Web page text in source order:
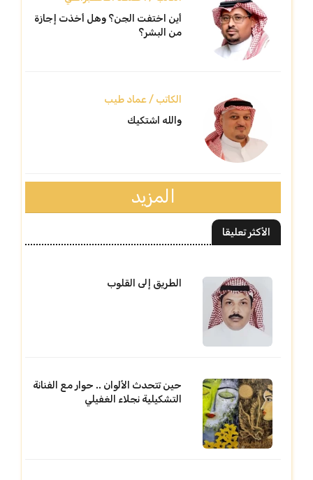
أين اختفت الجن؟ وهل أخذت إجازة
من البشر؟
الكاتب / عماد طيب
والله اشتكيك
المزيد
الأكثر تعليقا
الطريق إلى القلوب
حين تتحدث الألوان .. حوار مع الفنانة
التشكيلية نجلاء الغفيلي